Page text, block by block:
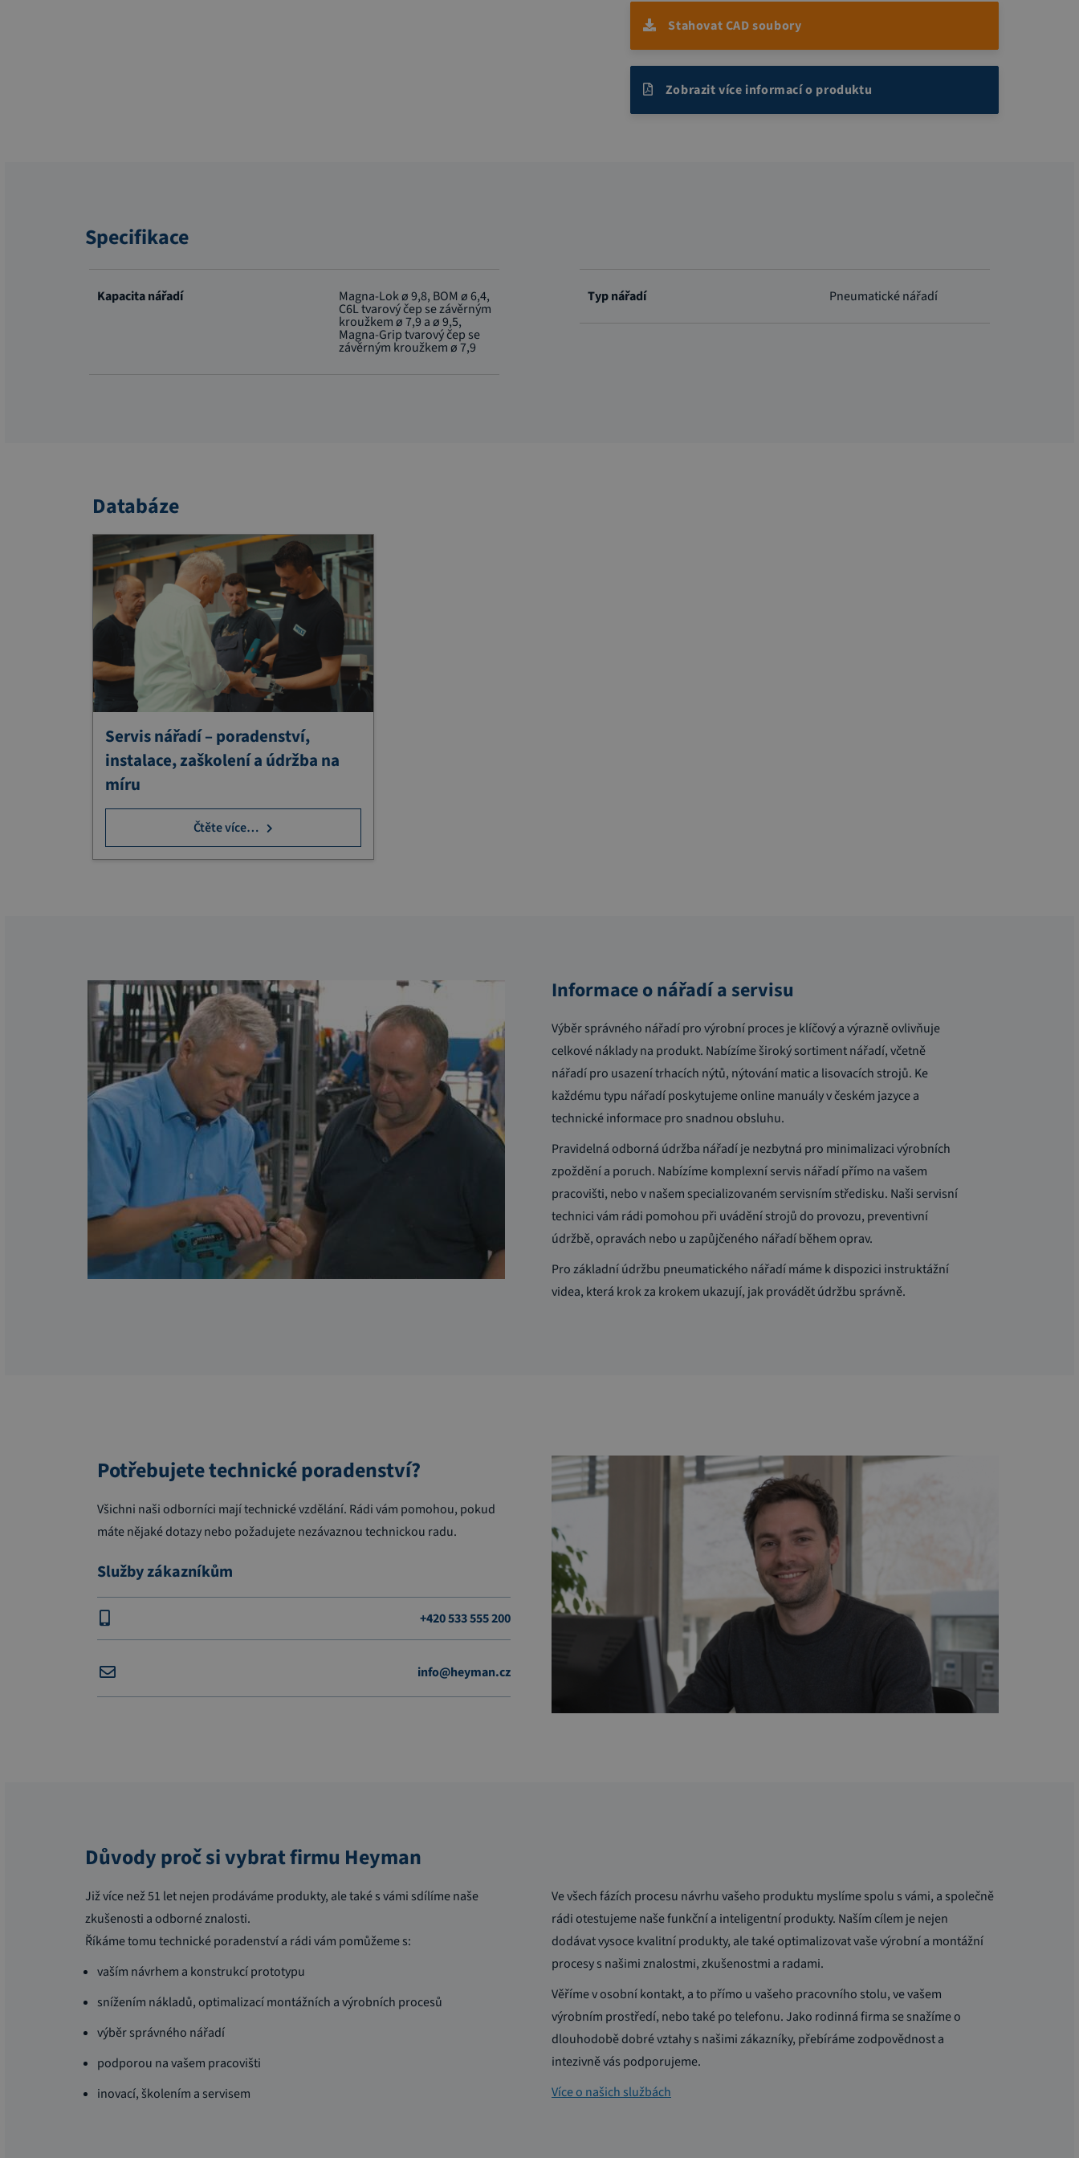
Stahovat CAD soubory
Zobrazit více informací o produktu
Specifikace
informací
Kapacita nářadí Magna-Lok ø 9,8, BOM ø 6,4,
C6L tvarový čep se závěrným
kroužkem ø 7,9 a ø 9,5,
Magna-Grip tvarový čep se
závěrným kroužkem ø 7,9
Typ nářadí Pneumatické nářadí
Databáze
Servis nářadí – poradenství,
instalace, zaškolení a údržba na
míru
Čtěte více…
Informace o nářadí a servisu
Výběr správného nářadí pro výrobní proces je klíčový a výrazně ovlivňuje
celkové náklady na produkt. Nabízíme široký sortiment nářadí, včetně
nářadí pro usazení trhacích nýtů, nýtování matic a lisovacích strojů. Ke
každému typu nářadí poskytujeme online manuály v českém jazyce a
technické informace pro snadnou obsluhu.
Pravidelná odborná údržba nářadí je nezbytná pro minimalizaci výrobních
zpoždění a poruch. Nabízíme komplexní servis nářadí přímo na vašem
pracovišti, nebo v našem specializovaném servisním středisku. Naši servisní
technici vám rádi pomohou při uvádění strojů do provozu, preventivní
údržbě, opravách nebo u zapůjčeného nářadí během oprav.
Pro základní údržbu pneumatického nářadí máme k dispozici instruktážní
videa, která krok za krokem ukazují, jak provádět údržbu správně.
Potřebujete technické poradenství?
Všichni naši odborníci mají technické vzdělání. Rádi vám pomohou, pokud
máte nějaké dotazy nebo požadujete nezávaznou technickou radu.
Služby zákazníkům
+420 533 555 200
info@heyman.cz
Důvody proč si vybrat firmu Heyman
Již více než 51 let nejen prodáváme produkty, ale také s vámi sdílíme naše
zkušenosti a odborné znalosti.
Říkáme tomu technické poradenství a rádi vám pomůžeme s:
vaším návrhem a konstrukcí prototypu
snížením nákladů, optimalizací montážních a výrobních procesů
výběr správného nářadí
podporou na vašem pracovišti
inovací, školením a servisem
Ve všech fázích procesu návrhu vašeho produktu myslíme spolu s vámi, a společně
rádi otestujeme naše funkční a inteligentní produkty. Naším cílem je nejen
dodávat vysoce kvalitní produkty, ale také optimalizovat vaše výrobní a montážní
procesy s našimi znalostmi, zkušenostmi a radami.
Věříme v osobní kontakt, a to přímo u vašeho pracovního stolu, ve vašem
výrobním prostředí, nebo také po telefonu. Jako rodinná firma se snažíme o
dlouhodobě dobré vztahy s našimi zákazníky, přebíráme zodpovědnost a
intezivně vás podporujeme.
Více o našich službách